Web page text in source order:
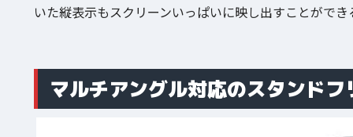
いた縦表示もスクリーンいっぱいに映し出すことができ
マルチアングル対応のスタンドフ